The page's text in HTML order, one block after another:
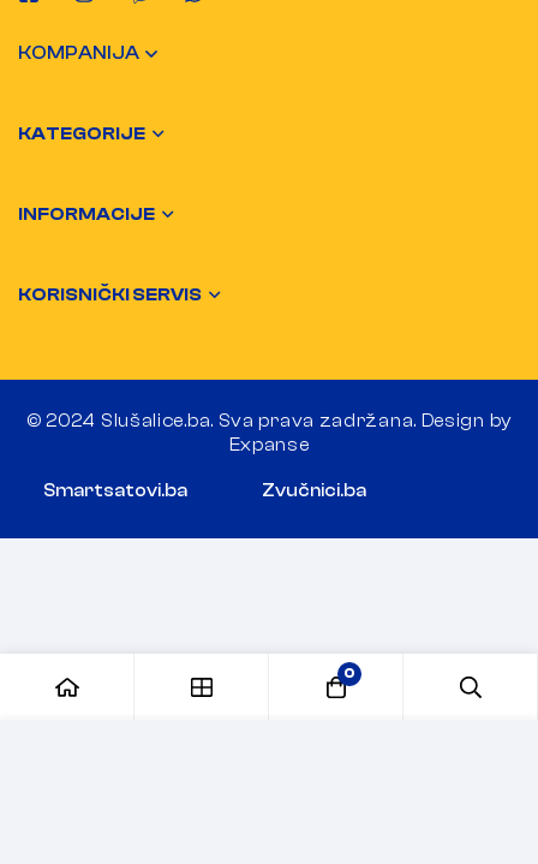
KOMPANIJA
KATEGORIJE
INFORMACIJE
KORISNIČKI SERVIS
© 2024 Slušalice.ba. Sva prava zadržana. Design by
Expanse
Smartsatovi.ba Zvučnici.ba
0